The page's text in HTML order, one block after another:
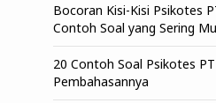
Bocoran Kisi-Kisi Psikotes
Contoh Soal yang Sering
20 Contoh Soal Psikotes
Pembahasannya